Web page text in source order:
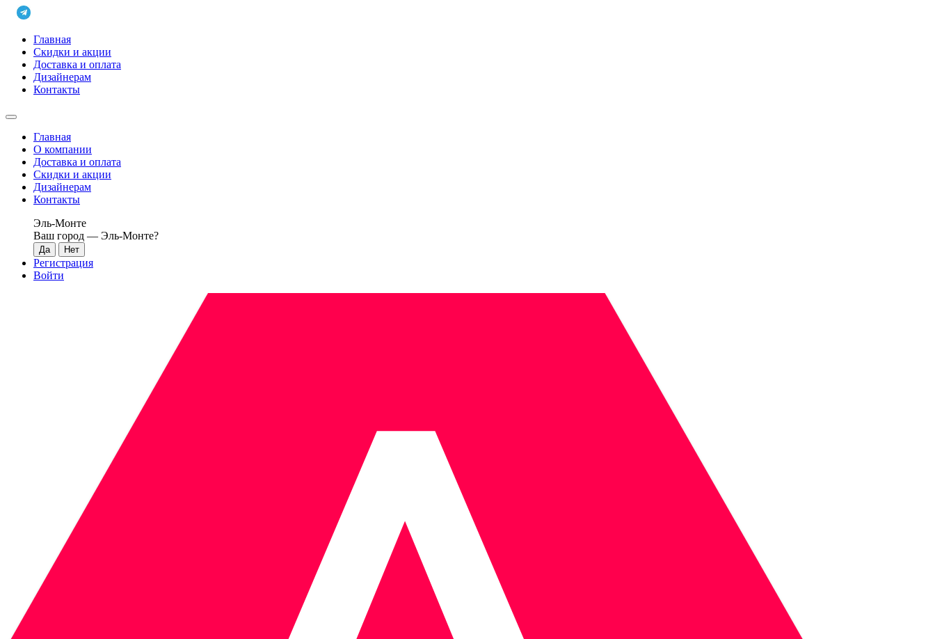
Главная
Скидки и акции
Доставка и оплата
Дизайнерам
Контакты
Главная
О компании
Доставка и оплата
Скидки и акции
Дизайнерам
Контакты
Эль-Монте
Ваш город — Эль-Монте?
Регистрация
Войти